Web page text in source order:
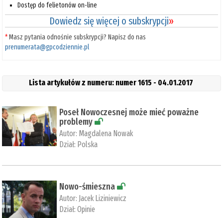
Dostęp do felietonów on-line
Dowiedz się więcej o subskrypcji»
*Masz pytania odnośnie subskrypcji? Napisz do nas
prenumerata@gpcodziennie.pl
Lista artykułów z numeru: numer 1615 - 04.01.2017
Poseł Nowoczesnej może mieć poważne
problemy
Autor: Magdalena Nowak
Dział: Polska
Nowo-śmieszna
Autor: Jacek Liziniewicz
Dział:Opinie